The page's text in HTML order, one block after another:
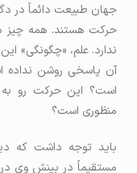
جهان طبیعت دائماً در
حرکت هستند. همه
ندارد. علم، «چگونگی»
آن پاسخی روشن نداده
است؟ این حرکت رو
منظوری است؟
باید توجه داشت که
مستقیماً در بینش وی